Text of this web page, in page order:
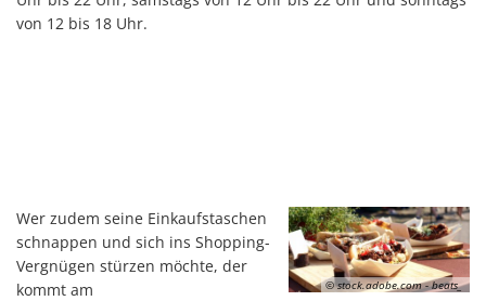
von 12 bis 18 Uhr.
© stock.adobe.com - beats_
Wer zudem seine Einkaufstaschen
schnappen und sich ins Shopping-
Vergnügen stürzen möchte, der
kommt am